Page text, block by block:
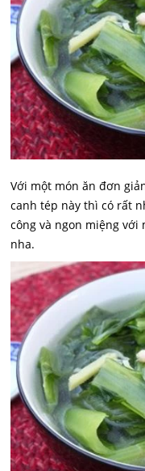
Với một món ăn đơn
canh tép này thì có rất
công và ngon miệng
nha.